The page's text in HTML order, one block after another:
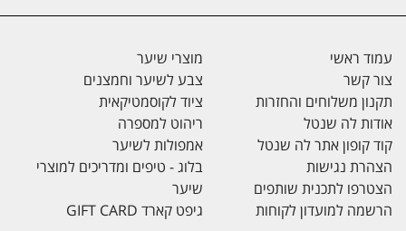
עמוד ראשי
צור קשר
תקנון משלוחים והחזרות
אודות לה שנטל
קוד קופון אתר לה שנטל
הצהרת נגישות
הצטרפו לתכנית שותפים
הרשמה למועדון לקוחות
מוצרי שיער
צבע לשיער וחמצנים
ציוד לקוסמטיקאית
ריהוט למספרה
אמפולות לשיער
בלוג - טיפים ומדריכים למוצרי
שיער
גיפט קארד GIFT CARD